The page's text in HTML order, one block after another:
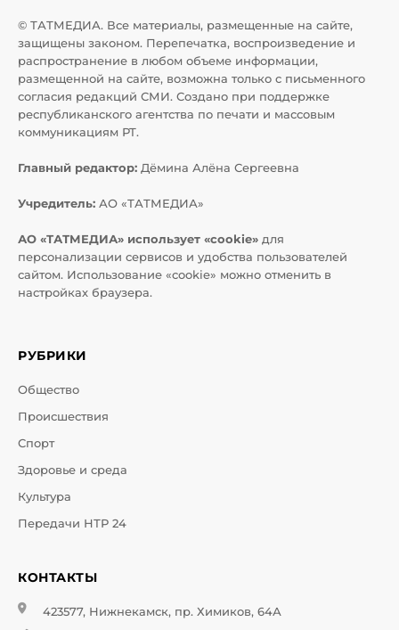
© ТАТМЕДИА. Все материалы, размещенные на сайте,
защищены законом. Перепечатка, воспроизведение и
распространение в любом объеме информации,
размещенной на сайте, возможна только с письменного
согласия редакций СМИ. Создано при поддержке
республиканского агентства по печати и массовым
коммуникациям РТ.
Главный редактор: Дёмина Алёна Сергеевна
Учредитель: АО «ТАТМЕДИА»
АО «ТАТМЕДИА» использует «cookie» для
персонализации сервисов и удобства пользователей
сайтом. Использование «cookie» можно отменить в
настройках браузера.
РУБРИКИ
Общество
Происшествия
Спорт
Здоровье и среда
Культура
Передачи НТР 24
КОНТАКТЫ
423577, Нижнекамск, пр. Химиков, 64А